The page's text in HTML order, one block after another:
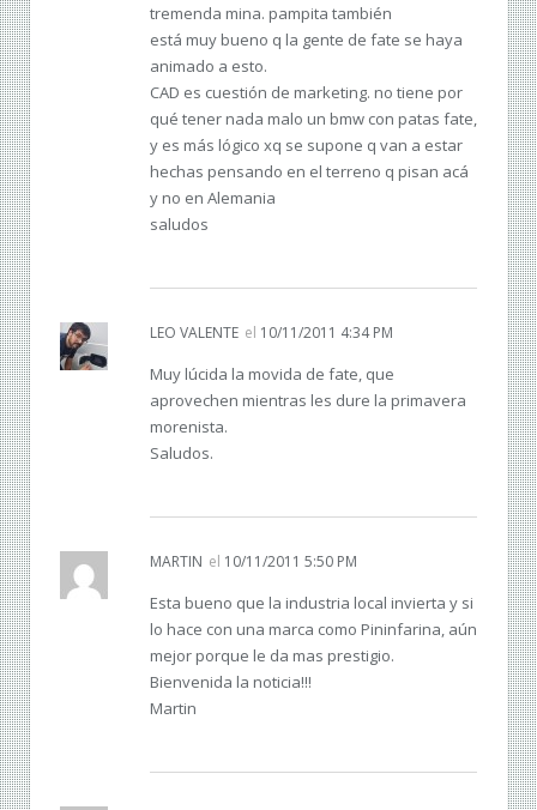
tremenda mina. pampita también
está muy bueno q la gente de fate se haya
animado a esto.
CAD es cuestión de marketing. no tiene por
qué tener nada malo un bmw con patas fate,
y es más lógico xq se supone q van a estar
hechas pensando en el terreno q pisan acá
y no en Alemania
saludos
LEO VALENTE el 10/11/2011 4:34 PM
Muy lúcida la movida de fate, que
aprovechen mientras les dure la primavera
morenista.
Saludos.
MARTIN el 10/11/2011 5:50 PM
Esta bueno que la industria local invierta y si
lo hace con una marca como Pininfarina, aún
mejor porque le da mas prestigio.
Bienvenida la noticia!!!
Martin